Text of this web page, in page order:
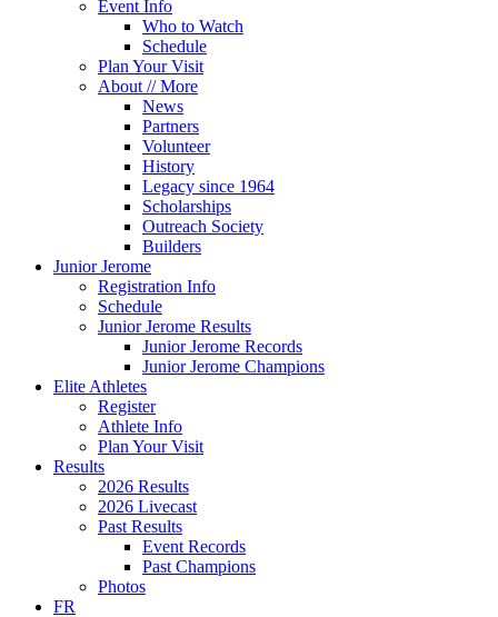
Event Info
Who to Watch
Schedule
Plan Your Visit
About // More
News
Partners
Volunteer
History
Legacy since 1964
Scholarships
Outreach Society
Builders
Junior Jerome
Registration Info
Schedule
Junior Jerome Results
Junior Jerome Records
Junior Jerome Champions
Elite Athletes
Register
Athlete Info
Plan Your Visit
Results
2026 Results
2026 Livecast
Past Results
Event Records
Past Champions
Photos
FR